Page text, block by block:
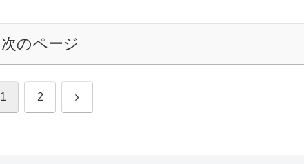
次のページ
1 2 次